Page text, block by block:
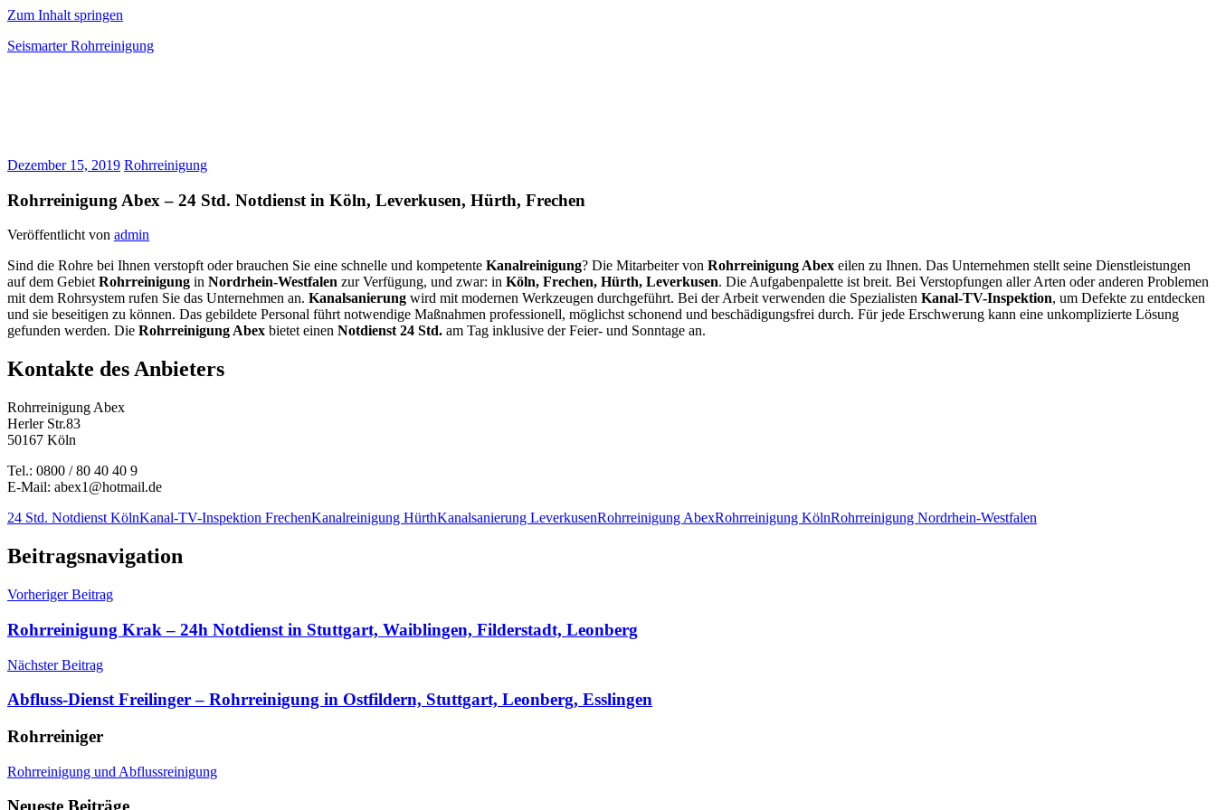
Zum Inhalt springen
Seismarter Rohrreinigung
Dezember 15, 2019 Rohrreinigung
Rohrreinigung Abex – 24 Std. Notdienst in Köln, Leverkusen, Hürth, Frechen
Veröffentlicht von admin
Sind die Rohre bei Ihnen verstopft oder brauchen Sie eine schnelle und kompetente Kanalreinigung? Die Mitarbeiter von Rohrreinigung Abex eilen zu Ihnen. Das Unternehmen stellt seine Dienstleistungen
auf dem GebietRohrreinigung in Nordrhein-Westfalen zur Verfügung, und zwar: in Köln, Frechen, Hürth, Leverkusen. Die Aufgabenpalette ist breit. Bei Verstopfungen aller Arten oder anderen Problemen
mit dem Rohrsystem rufen Sie das Unternehmen an. Kanalsanierung wird mit modernen Werkzeugen durchgeführt. Bei der Arbeit verwenden die Spezialisten Kanal-TV-Inspektion, um Defekte zu entdecken
und sie beseitigen zu können. Das gebildete Personal führt notwendige Maßnahmen professionell, möglichst schonend und beschädigungsfrei durch. Für jede Erschwerung kann eine unkomplizierte Lösung
gefunden werden. Die Rohrreinigung Abex bietet einen Notdienst 24 Std. am Tag inklusive der Feier- und Sonntage an.
Kontakte des Anbieters
Rohrreinigung Abex
Herler Str.83
50167 Köln
Tel.: 0800 / 80 40 40 9
E-Mail: abex1@hotmail.de
24 Std. Notdienst KölnKanal-TV-Inspektion FrechenKanalreinigung HürthKanalsanierung LeverkusenRohrreinigung AbexRohrreinigung KölnRohrreinigung Nordrhein-Westfalen
Beitragsnavigation
Vorheriger Beitrag
Rohrreinigung Krak – 24h Notdienst in Stuttgart, Waiblingen, Filderstadt, Leonberg
Nächster Beitrag
Abfluss-Dienst Freilinger – Rohrreinigung in Ostfildern, Stuttgart, Leonberg, Esslingen
Rohrreiniger
Rohrreinigung und Abflussreinigung